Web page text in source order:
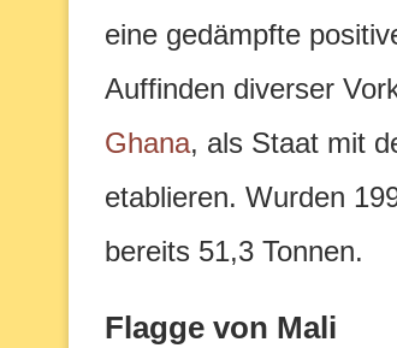
eine gedämpfte
Auffinden diverser
Ghana, als Staat mit
etablieren. Wurden
bereits 51,3 Tonnen.
Flagge von Mali